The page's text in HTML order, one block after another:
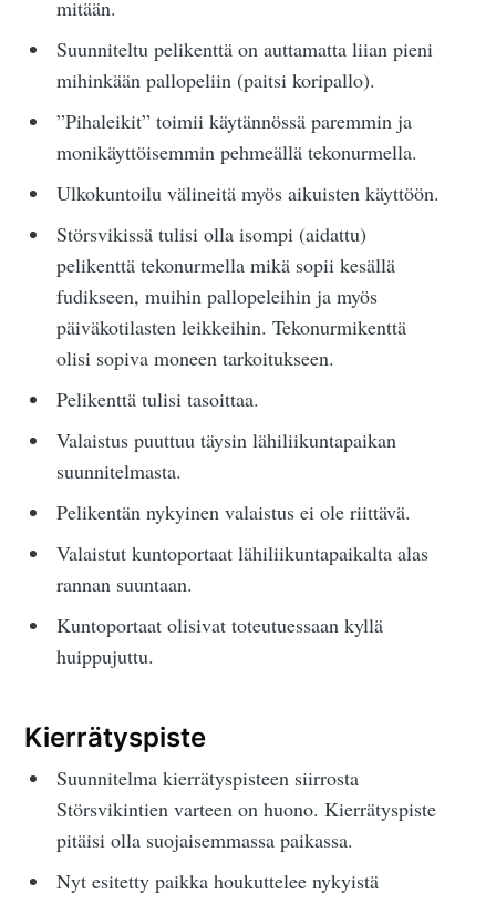
mitään.
Suunniteltu pelikenttä on auttamatta liian pieni
mihinkään pallopeliin (paitsi koripallo).
”Pihaleikit” toimii käytännössä paremmin ja
monikäyttöisemmin pehmeällä tekonurmella.
Ulkokuntoilu välineitä myös aikuisten käyttöön.
Störsvikissä tulisi olla isompi (aidattu)
pelikenttä tekonurmella mikä sopii kesällä
fudikseen, muihin pallopeleihin ja myös
päiväkotilasten leikkeihin. Tekonurmikenttä
olisi sopiva moneen tarkoitukseen.
Pelikenttä tulisi tasoittaa.
Valaistus puuttuu täysin lähiliikuntapaikan
suunnitelmasta.
Pelikentän nykyinen valaistus ei ole riittävä.
Valaistut kuntoportaat lähiliikuntapaikalta alas
rannan suuntaan.
Kuntoportaat olisivat toteutuessaan kyllä
huippujuttu.
Kierrätyspiste
Suunnitelma kierrätyspisteen siirrosta
Störsvikintien varteen on huono. Kierrätyspiste
pitäisi olla suojaisemmassa paikassa.
Nyt esitetty paikka houkuttelee nykyistä